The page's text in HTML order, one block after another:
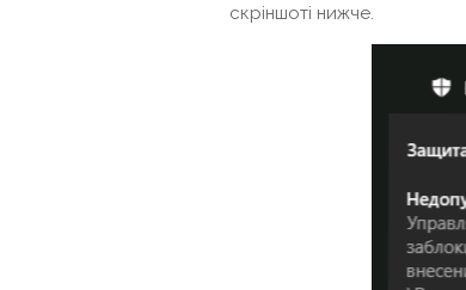
скріншоті нижче.